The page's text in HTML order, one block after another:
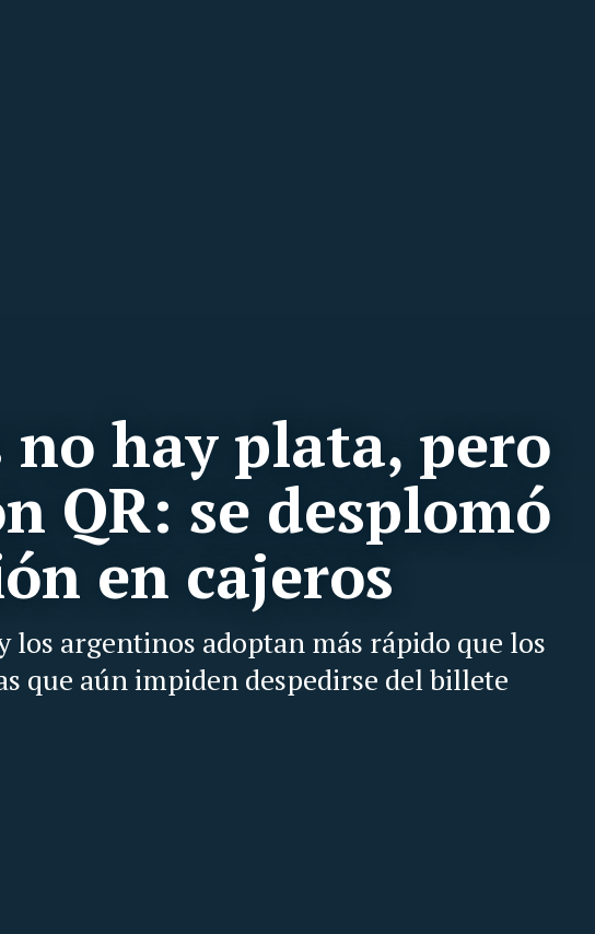
hay plata, pero
QR: se desplomó
en cajeros
los argentinos adoptan más rápido que los
que aún impiden despedirse del billete